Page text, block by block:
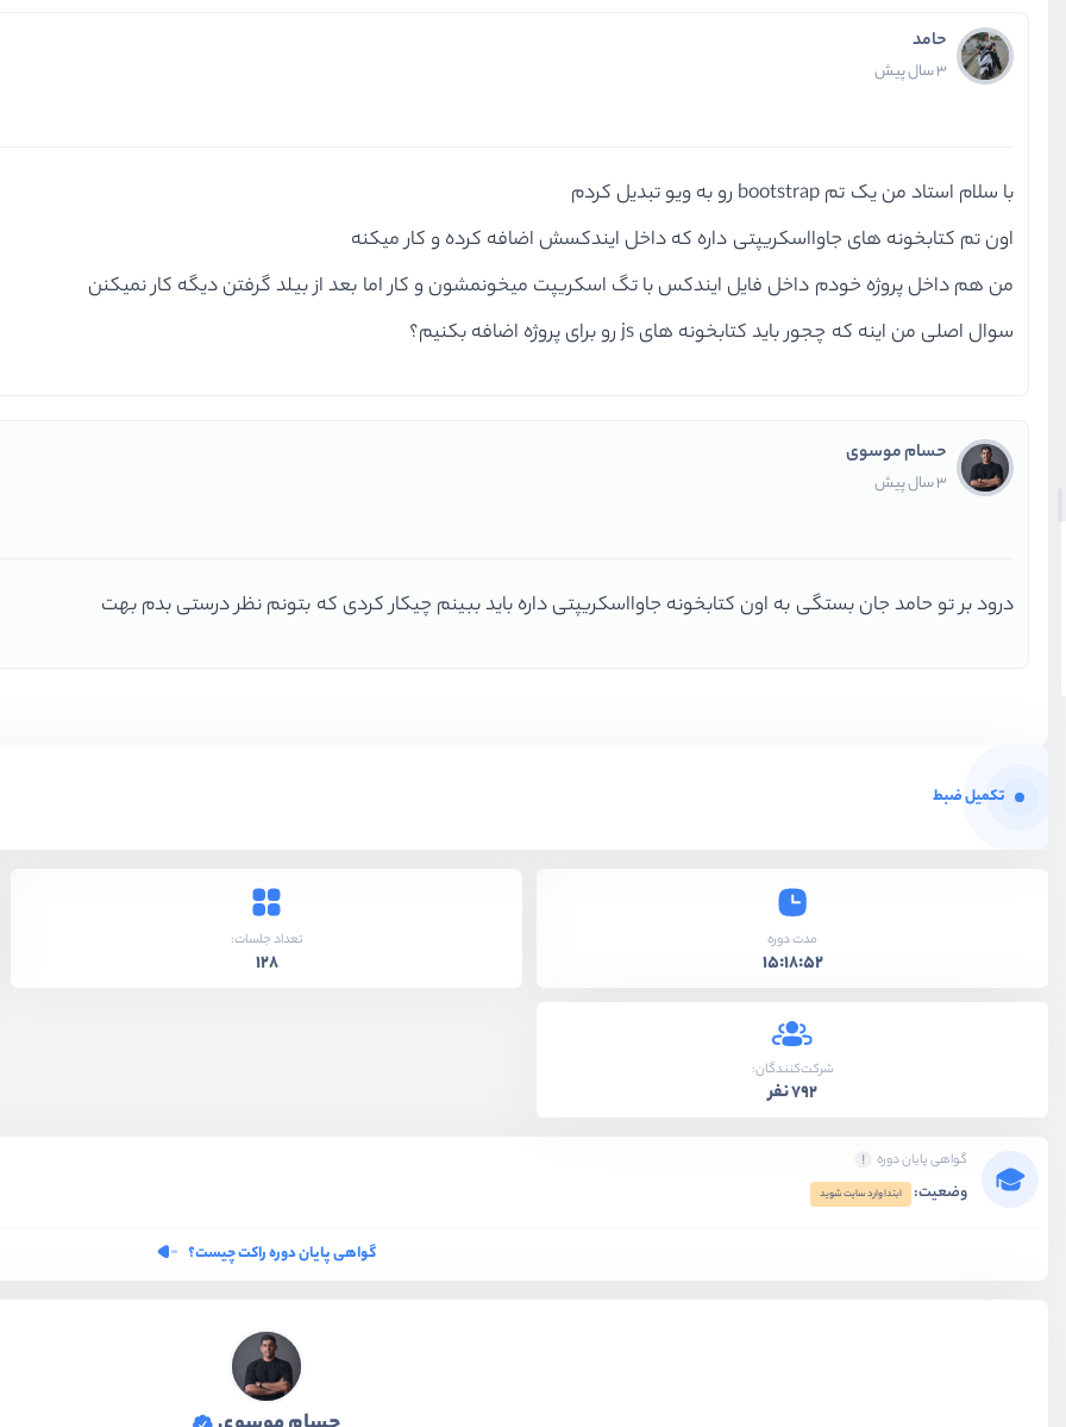
حامد
3 سال پیش
با سلام استاد من یک تم bootstrap رو به ویو تبدیل کردم
اون تم کتابخونه های جاوااسکریپتی داره که داخل ایندکسش اضافه کرده و کار میکنه
من هم داخل پروژه خودم داخل فایل ایندکس با تگ اسکریپت میخونمشون و کار اما بعد از بیلد گرفتن دیگه کار نمیکنن
سوال اصلی من اینه که چجور باید کتابخونه های js رو برای پروژه اضافه بکنیم؟
حسام موسوی
3 سال پیش
درود بر تو حامد جان بستگی به اون کتابخونه جاوااسکریپتی داره باید ببینم چیکار کردی که بتونم نظر درستی بدم بهت
تکمیل ضبط
مدت دوره
15:18:52
تعداد جلسات:
128
شرکت‌کنندگان:
792 نفر
گواهی پایان دوره
وضعیت: ابتدا وارد سایت شوید
گواهی پایان دوره راکت چیست؟